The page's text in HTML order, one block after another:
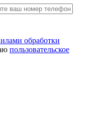
обработки
пользовательское